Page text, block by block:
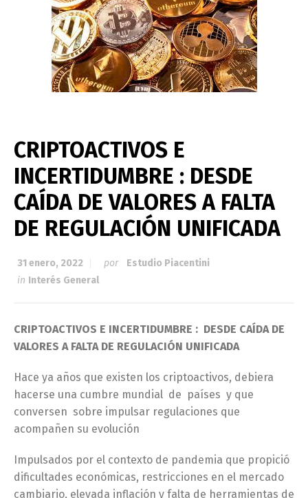
CRIPTOACTIVOS E
INCERTIDUMBRE : DESDE
CAÍDA DE VALORES A FALTA
DE REGULACIÓN UNIFICADA
31 enero, 2022 por
Estudio Piacentini
in Interés General
CRIPTOACTIVOS E INCERTIDUMBRE : DESDE CAÍDA DE
VALORES A FALTA DE REGULACIÓN UNIFICADA
Hace ya años que existen los criptoactivos, debiera
hacerse una cumbre mundial de países y que
conversen sobre impulsar regulaciones que
acompañen su evolución
Impulsados por el contexto de pandemia que propició
dificultades económicas, restricciones en el mercado
cambiario, elevada inflación y falta de herramientas de